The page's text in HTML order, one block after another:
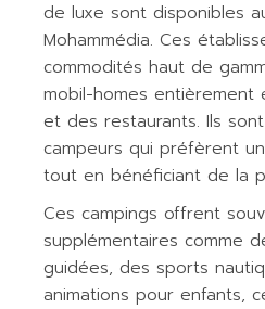
de luxe sont disponibles
Mohammédia. Ces
commodités haut de
mobil-homes entièrement
et des restaurants. Ils
campeurs qui préfèrent
tout en bénéficiant de la
Ces campings offrent
supplémentaires comme
guidées, des sports
animations pour enfants,